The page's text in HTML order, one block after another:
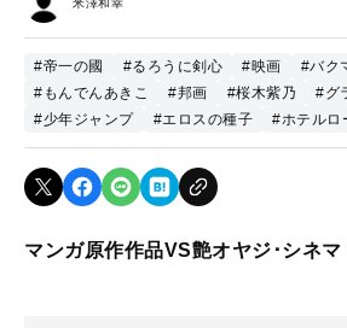
米澤和幸
#帝一の國 #るろうに剣心 #映画 #バク
#もんでんあきこ
#邦画 #桜木紫乃
#グ
#少年ジャンプ
#エロスの種子 #ホテルロ
マンガ原作作品VS艶オヤジ･シネマ